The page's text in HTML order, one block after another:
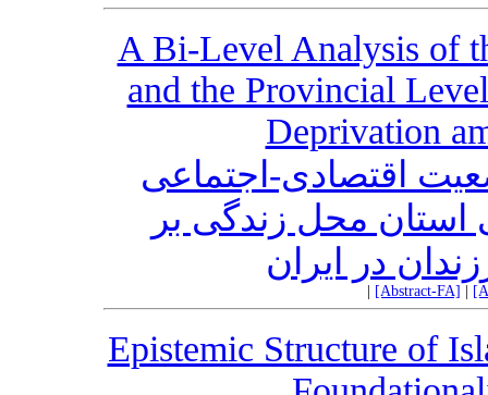
A Bi-Level Analysis of
and the Provincial
Deprivation
اقتصادی-اجتماعی
استان محل زندگی بر
در ایران
[Abstract-FA]
Epistemic Structure of